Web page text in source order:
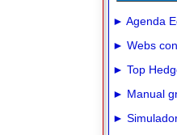
► Agenda
► Webs
► Top
► Manual
►